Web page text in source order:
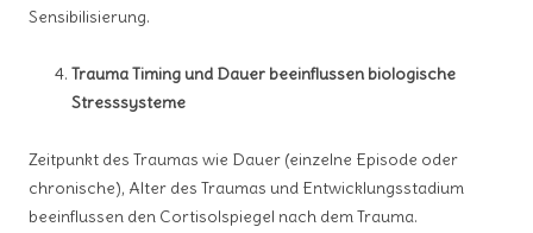
Sensibilisierung.
Trauma Timing und Dauer beeinflussen biologische
Stresssysteme
Zeitpunkt des Traumas wie Dauer (einzelne Episode oder
chronische), Alter des Traumas und Entwicklungsstadium
beeinflussen den Cortisolspiegel nach dem Trauma.